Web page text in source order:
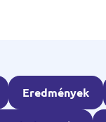
Eredmények